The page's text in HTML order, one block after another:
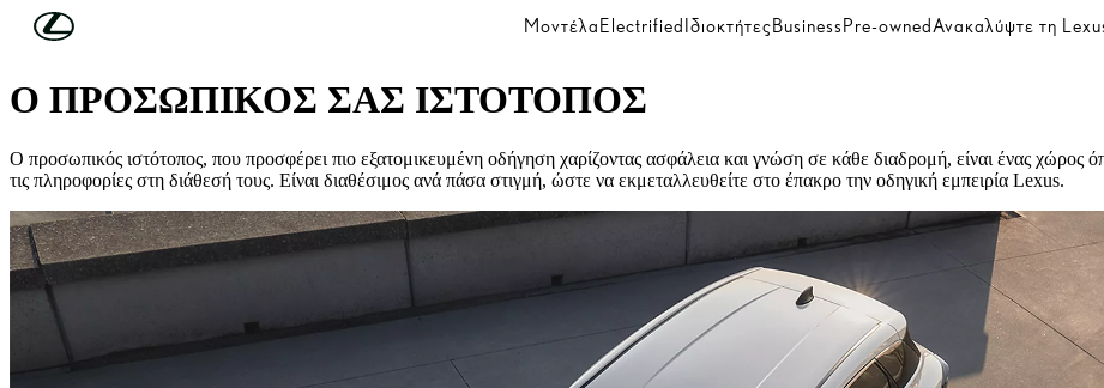
Συνέχεια στο κύριο περιεχόμενο ΜοντέλαElectrifiedΙδιοκτήτεςBusinessPre-ownedΑνακαλύψτε τη
ΕΞΥΠΝΕΣ ΛΕΙΤΟΥΡΓΙΕΣ
Ο ΠΡΟΣΩΠΙΚΟΣ ΣΑΣ ΙΣΤΟΤΟΠΟΣ
Ο προσωπικός ιστότοπος, που προσφέρει πιο εξατομικευμένη οδήγηση χαρίζοντας ασφάλεια και γνώση σε κάθε διαδρομή, είναι ένας χώρος
τις πληροφορίες στη διάθεσή τους. Είναι διαθέσιμος ανά πάσα στιγμή, ώστε να εκμεταλλευθείτε στο έπακρο την οδηγική εμπειρία Lexus.